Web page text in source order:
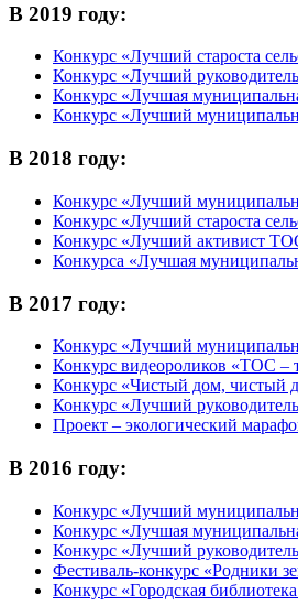
В 2019 году:
Конкурс «Лучший староста
Конкурс «Лучший
Конкурс «Лучшая
Конкурс «Лучший
В 2018 году:
Конкурс «Лучший
Конкурс «Лучший староста
Конкурс «Лучший активист
Конкурса «Лучшая
В 2017 году:
Конкурс «Лучший
Конкурс видеороликов «ТОС –
Конкурс «Чистый дом, чистый
Конкурс «Лучший
Проект – экологический
В 2016 году:
Конкурс «Лучший
Конкурс «Лучшая
Конкурс «Лучший
Фестиваль-конкурс «Родники
Конкурс «Городская